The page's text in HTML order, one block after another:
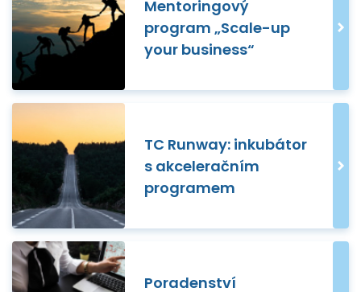
Mentoringový
program „Scale-up
your business“
TC Runway: inkubátor
s akceleračním
programem
Poradenství